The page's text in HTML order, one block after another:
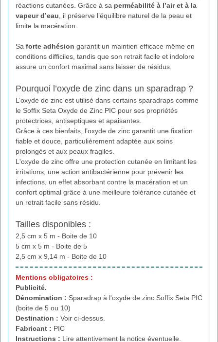
réactions cutanées. Grâce à sa perméabilité à l’air et à la
vapeur d’eau, il préserve l’équilibre naturel de la peau et
limite la macération.
Sa forte adhésion garantit un maintien efficace même en
conditions difficiles, tandis que son retrait facile et indolore
assure un confort maximal sans laisser de résidus.
Pourquoi l’oxyde de zinc dans un sparadrap ?
L’oxyde de zinc est utilisé dans certains sparadraps comme
le Soffix Seta Oxyde de Zinc PIC pour ses propriétés
protectrices, antiseptiques et apaisantes.
Grâce à ces bienfaits, l’oxyde de zinc garantit une fixation
fiable et douce, particulièrement adaptée aux soins
prolongés et aux peaux fragiles.
L'oxyde de zinc offre une protection cutanée en limitant les
irritations, une action antibactérienne pour prévenir les
infections, un effet absorbant contre la macération et un
confort optimal grâce à une meilleure tolérance cutanée et
un retrait facile sans résidu.
Tailles disponibles :
2,5 cm x 5 m - Boite de 10
5 cm x 5 m - Boite de 5
2,5 cm x 9,14 m - Boite de 10
Mentions obligatoires :
Publicité.
Dénomination : Sparadrap à l'oxyde de zinc Soffix Seta PIC
(boite de 5 ou 10)
Destination : Voir ci-dessus.
Fabricant : PIC
Instructions : Lire attentivement la notice éventuelle.